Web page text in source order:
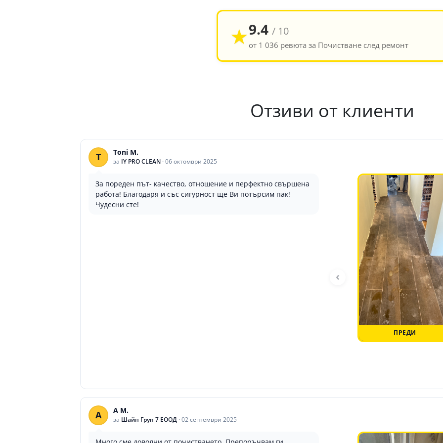
★9.4 / 10
от 1 036 ревюта за Почистване след ремонт
Отзиви от клиенти
T Toni M.
за IY PRO CLEAN ·06 октомври 2025
За пореден път- качество, отношение и перфектно свършена
работа! Благодаря и със сигурност ще Ви потърсим пак!
Чудесни сте!
ПРЕДИ
‹
A A M.
за Шайн Груп 7 ЕООД ·02 септември 2025